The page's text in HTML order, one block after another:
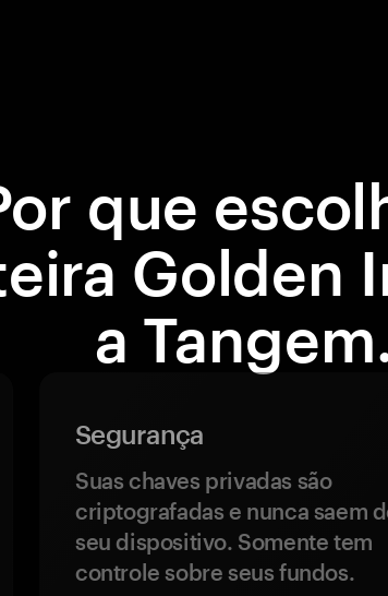
que
Golden
a
Segurança
Suas chaves privadas são
criptografadas e nunca saem
seu dispositivo. Somente tem
controle sobre seus fundos.